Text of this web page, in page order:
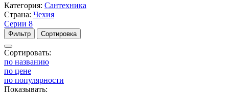
Категория: Сантехника
Страна: Чехия
Серии 8
Фильтр Сортировка
Сортировать:
по названию
по цене
по популярности
Показывать: